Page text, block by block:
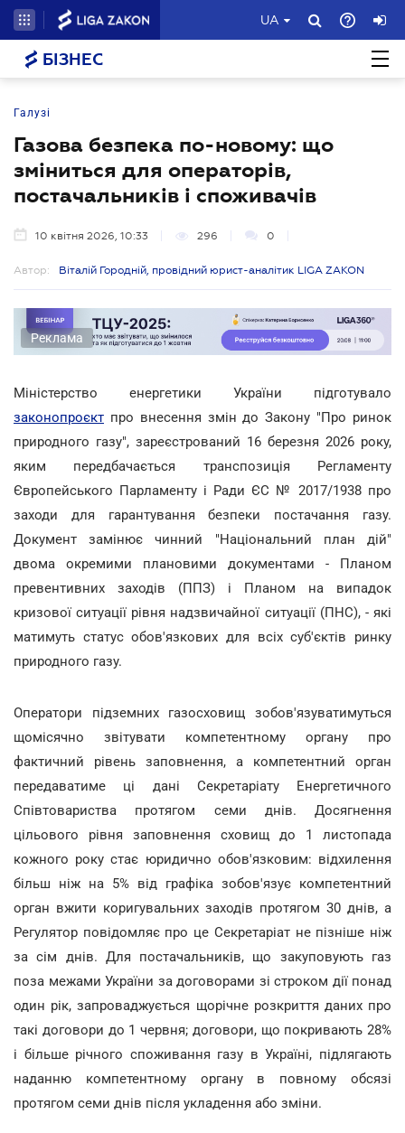
UA
БІЗНЕС
Галузі
Газова безпека по-новому: що
зміниться для операторів,
постачальників і споживачів
10 квітня 2026, 10:33 296 0
Автор: Віталій Городній, провідний юрист-аналітик LIGA ZAKON
Реклама
Міністерство енергетики України підготувало
законопроєкт про внесення змін до Закону "Про ринок
природного газу", зареєстрований 16 березня 2026 року,
яким передбачається транспозиція Регламенту
Європейського Парламенту і Ради ЄС № 2017/1938 про
заходи для гарантування безпеки постачання газу.
Документ замінює чинний "Національний план дій"
двома окремими плановими документами - Планом
превентивних заходів (ППЗ) і Планом на випадок
кризової ситуації рівня надзвичайної ситуації (ПНС), - які
матимуть статус обов'язкових для всіх суб'єктів ринку
природного газу.
Оператори підземних газосховищ зобов'язуватимуться
щомісячно звітувати компетентному органу про
фактичний рівень заповнення, а компетентний орган
передаватиме ці дані Секретаріату Енергетичного
Співтовариства протягом семи днів. Досягнення
цільового рівня заповнення сховищ до 1 листопада
кожного року стає юридично обов'язковим: відхилення
більш ніж на 5% від графіка зобов'язує компетентний
орган вжити коригувальних заходів протягом 30 днів, а
Регулятор повідомляє про це Секретаріат не пізніше ніж
за сім днів. Для постачальників, що закуповують газ
поза межами України за договорами зі строком дії понад
один рік, запроваджується щорічне розкриття даних про
такі договори до 1 червня; договори, що покривають 28%
і більше річного споживання газу в Україні, підлягають
наданню компетентному органу в повному обсязі
протягом семи днів після укладення або зміни.